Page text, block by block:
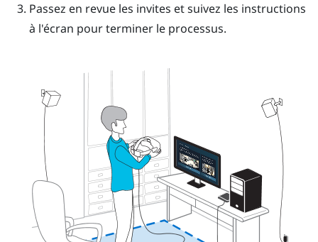
Passez en revue les invites et suivez les instructions
à l'écran pour terminer le processus.